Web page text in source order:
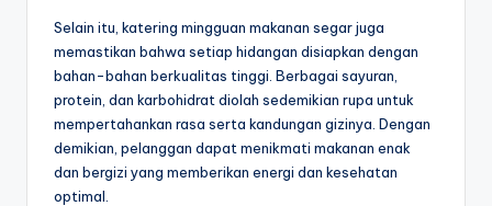
Selain itu, katering mingguan makanan segar juga
memastikan bahwa setiap hidangan disiapkan dengan
bahan-bahan berkualitas tinggi. Berbagai sayuran,
protein, dan karbohidrat diolah sedemikian rupa untuk
mempertahankan rasa serta kandungan gizinya. Dengan
demikian, pelanggan dapat menikmati makanan enak
dan bergizi yang memberikan energi dan kesehatan
optimal.